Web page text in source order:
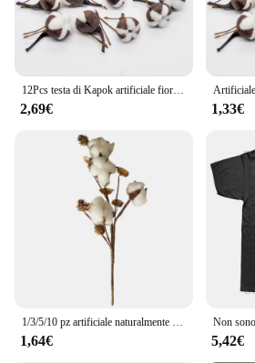
12Pcs testa di Kapok artificiale fiore secco naturale tampone di cotone camera di nozze decorazione pasquale forniture corona fai da te Bouquet confezione regalo
2,69€ 1,33€
1/3/5/10 pz artificiale naturalmente essiccato cotone stelo fiore Filler floreale decorazioni per la casa apy # nappna-milt muslimai fiori artificiali
1,64€ 5,42€